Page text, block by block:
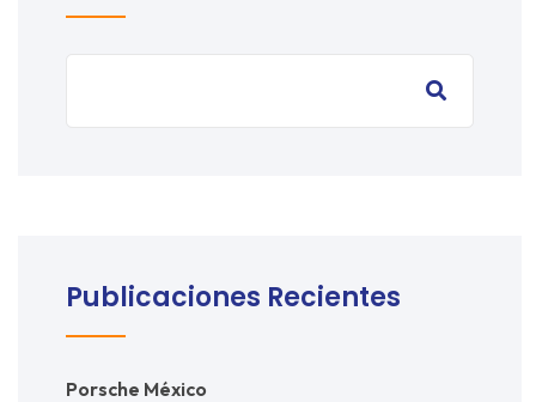
Publicaciones Recientes
Porsche México